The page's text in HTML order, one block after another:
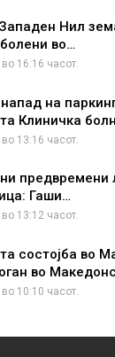
Нил
во…
16:16 часот.
на
Клиничка
13:16 часот.
предвремени
Гаши…
13:12 часот.
состојба во
во
10:10 часот.